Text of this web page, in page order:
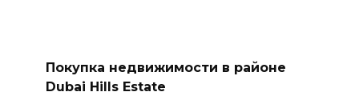
Покупка недвижимости в районе
Dubai Hills Estate